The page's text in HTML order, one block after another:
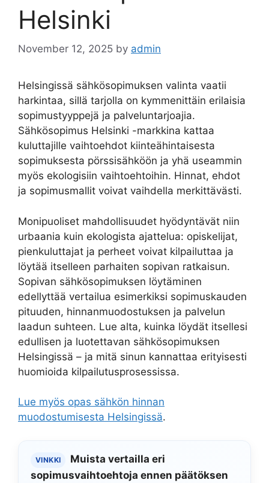
Helsinki
November 12, 2025 by admin
Helsingissä sähkösopimuksen valinta vaatii
harkintaa, sillä tarjolla on kymmenittäin erilaisia
sopimustyyppejä ja palveluntarjoajia.
Sähkösopimus Helsinki -markkina kattaa
kuluttajille vaihtoehdot kiinteähintaisesta
sopimuksesta pörssisähköön ja yhä useammin
myös ekologisiin vaihtoehtoihin. Hinnat, ehdot
ja sopimusmallit voivat vaihdella merkittävästi.
Monipuoliset mahdollisuudet hyödyntävät niin
urbaania kuin ekologista ajattelua: opiskelijat,
pienkuluttajat ja perheet voivat kilpailuttaa ja
löytää itselleen parhaiten sopivan ratkaisun.
Sopivan sähkösopimuksen löytäminen
edellyttää vertailua esimerkiksi sopimuskauden
pituuden, hinnanmuodostuksen ja palvelun
laadun suhteen. Lue alta, kuinka löydät itsellesi
edullisen ja luotettavan sähkösopimuksen
Helsingissä – ja mitä sinun kannattaa erityisesti
huomioida kilpailutusprosessissa.
Lue myös opas sähkön hinnan
muodostumisesta Helsingissä.
VINKKI
Muista vertailla eri
sopimusvaihtoehtoja ennen päätöksen